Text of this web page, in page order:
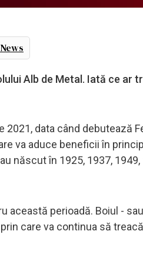
Alb de Metal. Iată ce ar
data când debutează
va aduce beneficii în
născut în 1925, 1937, 1949,
această perioadă. Boiul -
care va continua să